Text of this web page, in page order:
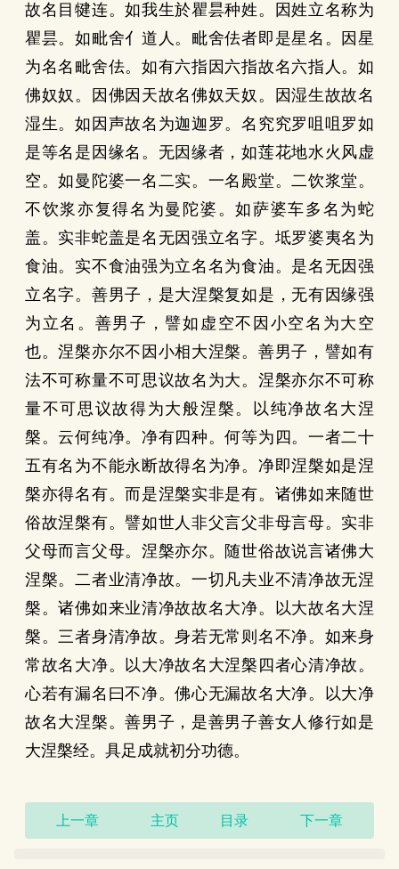
故名目犍连。如我生於瞿昙种姓。因姓立名称为
瞿昙。如毗舍亻道人。毗舍佉者即是星名。因星
为名名毗舍佉。如有六指因六指故名六指人。如
佛奴奴。因佛因天故名佛奴天奴。因湿生故故名
湿生。如因声故名为迦迦罗。名究究罗咀咀罗如
是等名是因缘名。无因缘者，如莲花地水火风虚
空。如曼陀婆一名二实。一名殿堂。二饮浆堂。
不饮浆亦复得名为曼陀婆。如萨婆车多名为蛇
盖。实非蛇盖是名无因强立名字。坻罗婆夷名为
食油。实不食油强为立名名为食油。是名无因强
立名字。善男子，是大涅槃复如是，无有因缘强
为立名。善男子，譬如虚空不因小空名为大空
也。涅槃亦尔不因小相大涅槃。善男子，譬如有
法不可称量不可思议故名为大。涅槃亦尔不可称
量不可思议故得为大般涅槃。以纯净故名大涅
槃。云何纯净。净有四种。何等为四。一者二十
五有名为不能永断故得名为净。净即涅槃如是涅
槃亦得名有。而是涅槃实非是有。诸佛如来随世
俗故涅槃有。譬如世人非父言父非母言母。实非
父母而言父母。涅槃亦尔。随世俗故说言诸佛大
涅槃。二者业清净故。一切凡夫业不清净故无涅
槃。诸佛如来业清净故故名大净。以大故名大涅
槃。三者身清净故。身若无常则名不净。如来身
常故名大净。以大净故名大涅槃四者心清净故。
心若有漏名曰不净。佛心无漏故名大净。以大净
故名大涅槃。善男子，是善男子善女人修行如是
大涅槃经。具足成就初分功德。
上一章 主页 目录 下一章